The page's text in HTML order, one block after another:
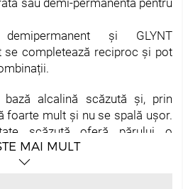
sau demi-permanentă pentru
demipermanent și GLYNT
se completează reciproc și pot
alcalină scăzută și, prin
foarte mult și nu se spală ușor.
scăzută oferă părului o
la piele și păr (clientii vor
MAI MULT